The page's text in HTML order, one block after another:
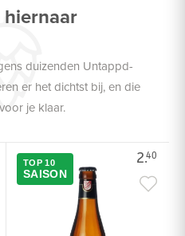
duizenden Untappd-
er het dichtst bij, en die
je klaar.
2.40
TOP 10
SAISON